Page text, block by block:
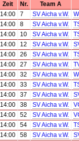
Zeit Nr.
Team A
14:00 7 SV Aicha v.W.
14:00 8 SV Aicha v.W.
14:00 10 SV Aicha v.W.
14:00 12 SV Aicha v.W.
14:00 26 SV Aicha v.W.
14:00 27 SV Aicha v.W.
14:00 32 SV Aicha v.W.
14:00 33 SV Aicha v.W.
14:00 37 SV Aicha v.W.
14:00 38 SV Aicha v.W.
14:00 52 SV Aicha v.W.
14:00 54 SV Aicha v.W.
14:00 58 SV Aicha v.W.